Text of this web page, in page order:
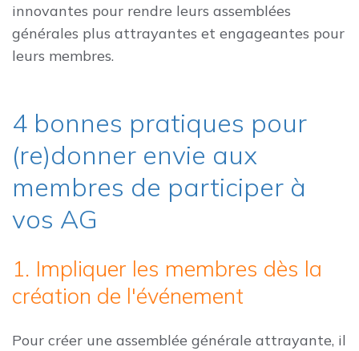
innovantes pour rendre leurs assemblées
générales plus attrayantes et engageantes pour
leurs membres.
4 bonnes pratiques pour
(re)donner envie aux
membres de participer à
vos AG
1. Impliquer les membres dès la
création de l'événement
Pour créer une assemblée générale attrayante, il